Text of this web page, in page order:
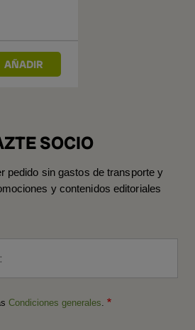
SOCIO
pedido sin gastos de transporte y
y contenidos editoriales
Condiciones generales